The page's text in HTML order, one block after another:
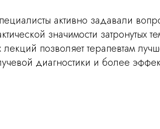
активно задавали
значимости затронутых
позволяет терапевтам
диагностики и более